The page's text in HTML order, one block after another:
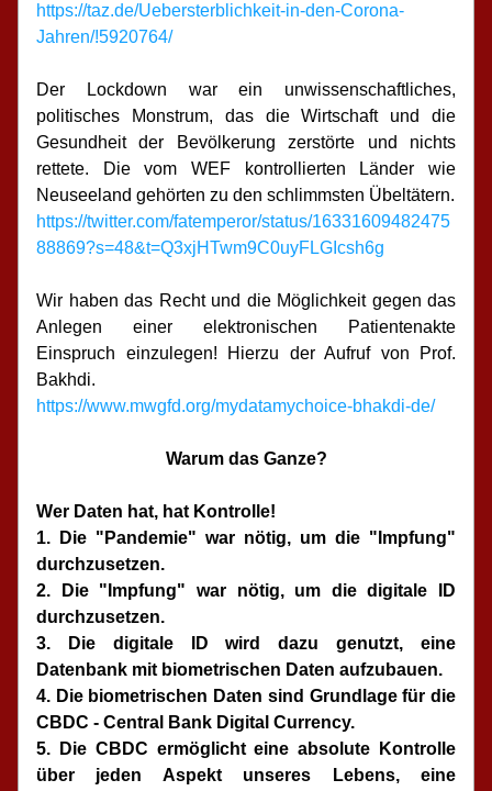
https://taz.de/Uebersterblichkeit-in-den-Corona-
Jahren/!5920764/
Der Lockdown war ein unwissenschaftliches,
politisches Monstrum, das die Wirtschaft und die
Gesundheit der Bevölkerung zerstörte und nichts
rettete. Die vom WEF kontrollierten Länder wie
Neuseeland gehörten zu den schlimmsten Übeltätern.
https://twitter.com/fatemperor/status/16331609482475
88869?s=48&t=Q3xjHTwm9C0uyFLGIcsh6g
Wir haben das Recht und die Möglichkeit gegen das
Anlegen einer elektronischen Patientenakte
Einspruch einzulegen! Hierzu der Aufruf von Prof.
Bakhdi.
https://www.mwgfd.org/mydatamychoice-bhakdi-de/
Warum das Ganze?
Wer Daten hat, hat Kontrolle!
1. Die "Pandemie" war nötig, um die "Impfung"
durchzusetzen.
2. Die "Impfung" war nötig, um die digitale ID
durchzusetzen.
3. Die digitale ID wird dazu genutzt, eine
Datenbank mit biometrischen Daten aufzubauen.
4. Die biometrischen Daten sind Grundlage für die
CBDC - Central Bank Digital Currency.
5. Die CBDC ermöglicht eine absolute Kontrolle
über jeden Aspekt unseres Lebens, eine